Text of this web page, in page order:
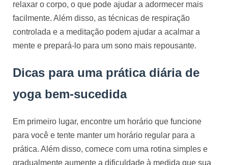
relaxar o corpo, o que pode ajudar a adormecer mais
facilmente. Além disso, as técnicas de respiração
controlada e a meditação podem ajudar a acalmar a
mente e prepará-lo para um sono mais repousante.
Dicas para uma prática diária de
yoga bem-sucedida
Em primeiro lugar, encontre um horário que funcione
para você e tente manter um horário regular para a
prática. Além disso, comece com uma rotina simples e
gradualmente aumente a dificuldade à medida que sua